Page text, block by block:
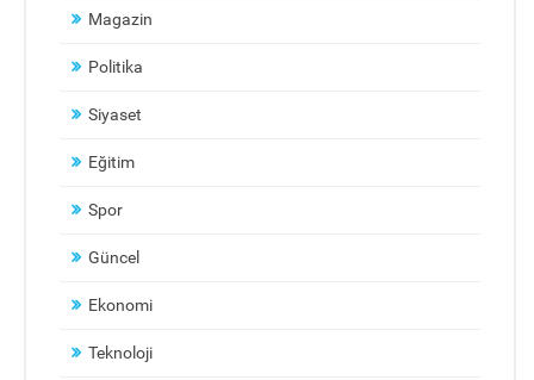
Magazin
Politika
Siyaset
Eğitim
Spor
Güncel
Ekonomi
Teknoloji